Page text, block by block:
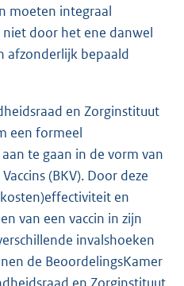
moeten integraal
door het ene danwel
afzonderlijk bepaald
en Zorginstituut
een formeel
te gaan in de vorm van
(BKV). Door deze
en
van een vaccin in zijn
invalshoeken
de BeoordelingsKamer